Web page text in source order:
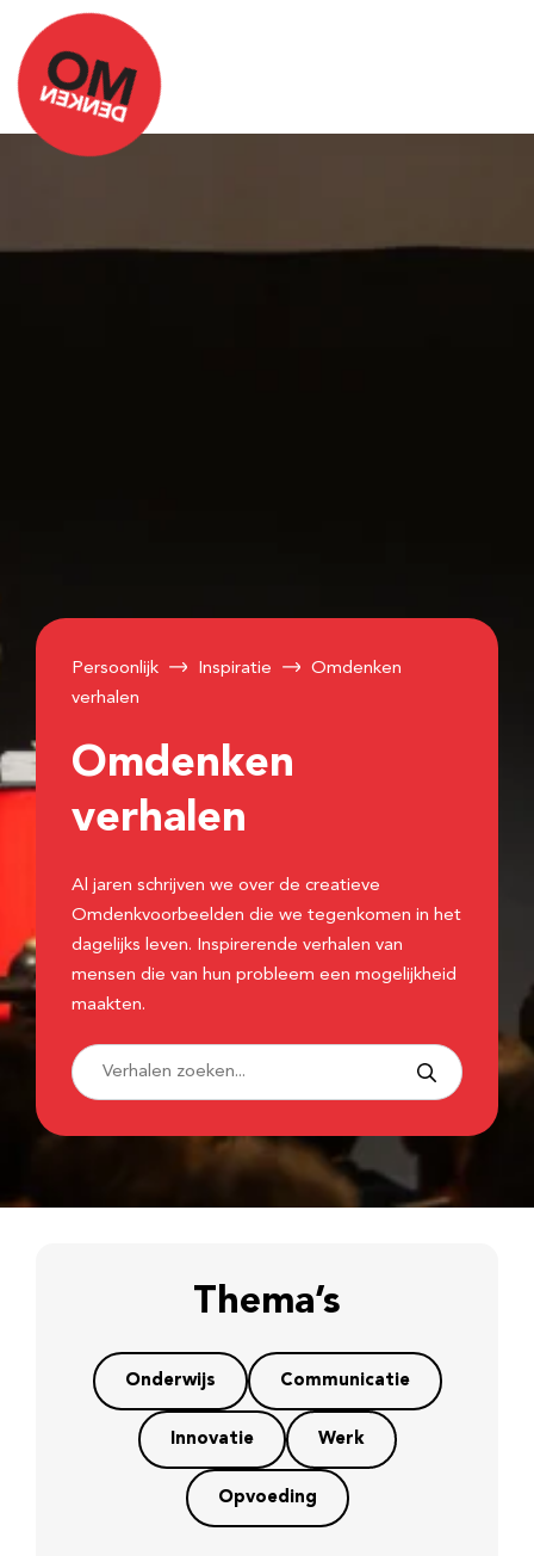
Persoonlijk Inspiratie
Omdenken
verhalen
Omdenken
verhalen
Al jaren schrijven we over de creatieve
Omdenkvoorbeelden die we tegenkomen in het
dagelijks leven. Inspirerende verhalen van
mensen die van hun probleem een mogelijkheid
maakten.
Thema’s
Onderwijs Communicatie
Innovatie Werk
Opvoeding